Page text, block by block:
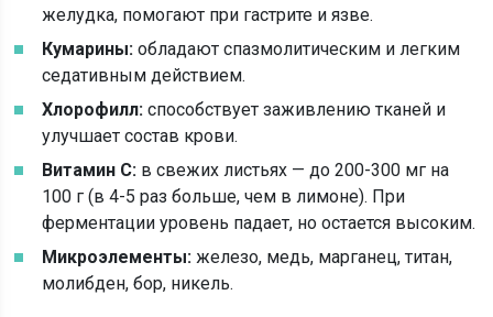
желудка, помогают при гастрите и язве.
Кумарины: обладают спазмолитическим и легким
седативным действием.
Хлорофилл: способствует заживлению тканей и
улучшает состав крови.
Витамин С: в свежих листьях — до 200-300 мг на
100 г (в 4-5 раз больше, чем в лимоне). При
ферментации уровень падает, но остается высоким.
Микроэлементы: железо, медь, марганец, титан,
молибден, бор, никель.